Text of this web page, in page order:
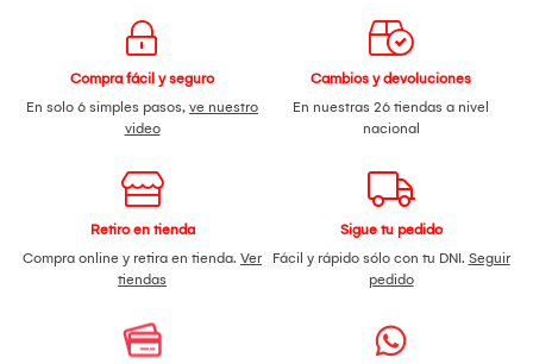
Compra fácil y seguro
En solo 6 simples pasos, ve nuestro
video
Cambios y devoluciones
En nuestras 26 tiendas a nivel
nacional
Retiro en tienda
Compra online y retira en tienda. Ver
tiendas
Sigue tu pedido
Fácil y rápido sólo con tu DNI. Seguir
pedido